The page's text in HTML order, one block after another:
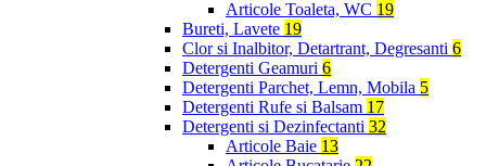
Articole Toaleta, WC 19
Bureti, Lavete 19
Clor si Inalbitor, Detartrant, Degresanti 6
Detergenti Geamuri 6
Detergenti Parchet, Lemn, Mobila 5
Detergenti Rufe si Balsam 17
Detergenti si Dezinfectanti 32
Articole Baie 13